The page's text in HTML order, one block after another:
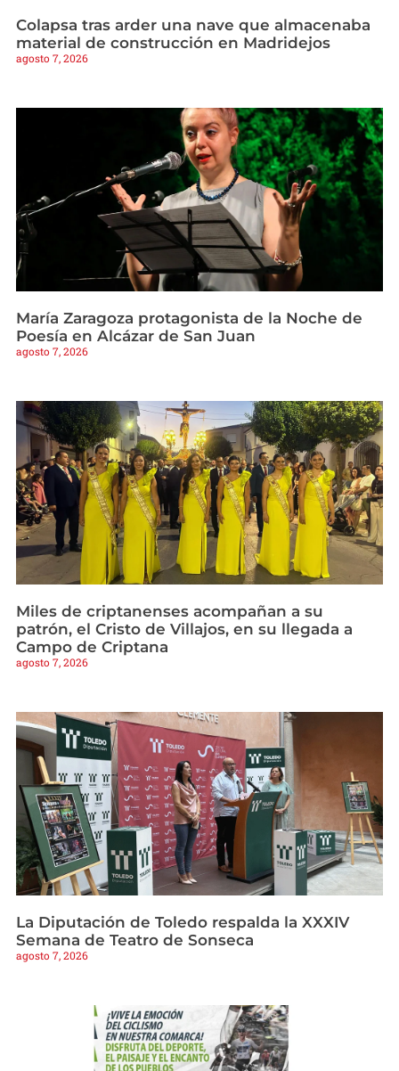
Colapsa tras arder una nave que almacenaba
material de construcción en Madridejos
agosto 7, 2026
María Zaragoza protagonista de la Noche de
Poesía en Alcázar de San Juan
agosto 7, 2026
Miles de criptanenses acompañan a su
patrón, el Cristo de Villajos, en su llegada a
Campo de Criptana
agosto 7, 2026
La Diputación de Toledo respalda la XXXIV
Semana de Teatro de Sonseca
agosto 7, 2026